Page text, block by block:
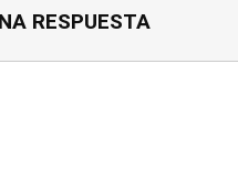
RESPUESTA